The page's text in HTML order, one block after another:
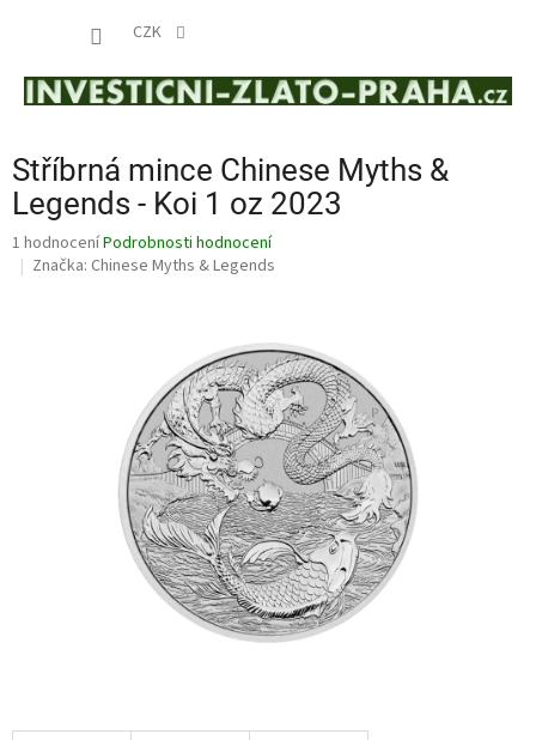
CZK
Stříbrná mince Chinese Myths &
Legends - Koi 1 oz 2023
Průměrné
hodnocení
1 hodnoceníPodrobnosti hodnocení
Značka: Chinese Myths & Legends